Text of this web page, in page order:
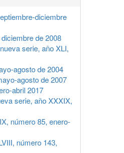
diciembre
de 2008
serie, año XLI,
agosto de 2004
agosto de 2007
abril 2017
serie, año XXXIX,
número 85, enero-
número 143,